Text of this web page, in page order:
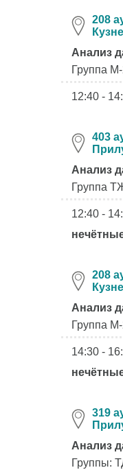
208
Анализ
Группа
12:40 -
403
Анализ
Группа
12:40 -
208
Анализ
Группа
14:30 -
319
Анализ
Группы: